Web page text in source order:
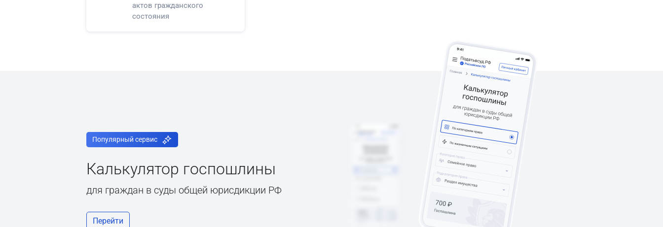
актов гражданского
состояния
Популярный сервис
Калькулятор госпошлины
для граждан в суды общей юрисдикции РФ
Перейти